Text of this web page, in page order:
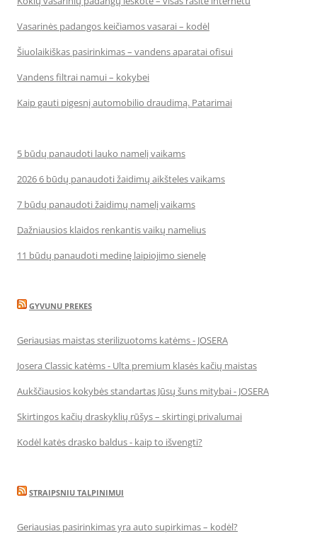
Vasarinės padangos keičiamos vasarai – kodėl
Šiuolaikiškas pasirinkimas – vandens aparatai ofisui
Vandens filtrai namui – kokybei
Kaip gauti pigesnį automobilio draudimą. Patarimai
5 būdų panaudoti lauko namelį vaikams
2026 6 būdų panaudoti žaidimų aikšteles vaikams
7 būdų panaudoti žaidimų namelį vaikams
Dažniausios klaidos renkantis vaikų namelius
11 būdų panaudoti medinę laipiojimo sienelę
GYVUNU PREKES
Geriausias maistas sterilizuotoms katėms - JOSERA
Josera Classic katėms - Ulta premium klasės kačių maistas
Aukščiausios kokybės standartas Jūsų šuns mitybai - JOSERA
Skirtingos kačių draskyklių rūšys – skirtingi privalumai
Kodėl katės drasko baldus - kaip to išvengti?
STRAIPSNIU TALPINIMUI
Geriausias pasirinkimas yra auto supirkimas – kodėl?